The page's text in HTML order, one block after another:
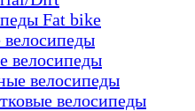
Fat bike
велосипеды
велосипеды
велосипеды